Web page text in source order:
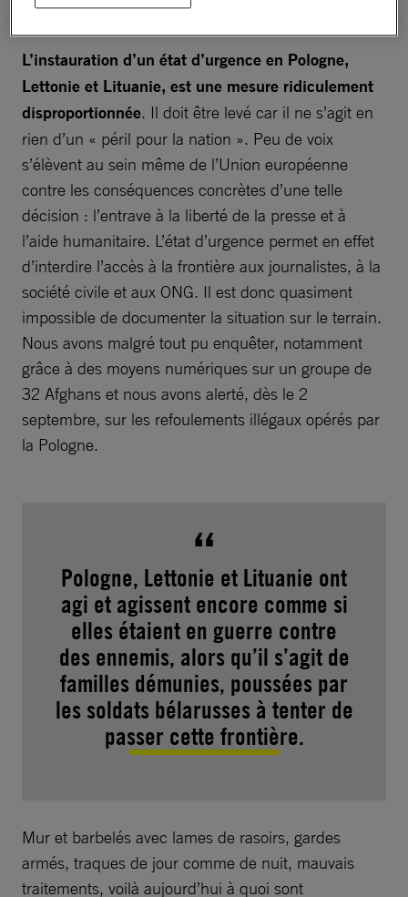
chronique d’un drame annoncé
L’instauration d’un état d’urgence en Pologne,
Lettonie et Lituanie, est une mesure ridiculement
disproportionnée. Il doit être levé car il ne s’agit en
rien d’un « péril pour la nation ». Peu de voix
s’élèvent au sein même de l’Union européenne
contre les conséquences concrètes d’une telle
décision : l’entrave à la liberté de la presse et à
l’aide humanitaire. L’état d’urgence permet en effet
d’interdire l’accès à la frontière aux journalistes, à la
société civile et aux ONG. Il est donc quasiment
impossible de documenter la situation sur le terrain.
Nous avons malgré tout pu enquêter, notamment
grâce à des moyens numériques sur un groupe de
32 Afghans et nous avons alerté, dès le 2
septembre, sur les refoulements illégaux opérés par
la Pologne.
Pologne, Lettonie et Lituanie ont
agi et agissent encore comme si
elles étaient en guerre contre
des ennemis, alors qu’il s’agit de
familles démunies, poussées par
les soldats bélarusses à tenter de
passer cette frontière.
Mur et barbelés avec lames de rasoirs, gardes
armés, traques de jour comme de nuit, mauvais
traitements, voilà aujourd’hui à quoi sont